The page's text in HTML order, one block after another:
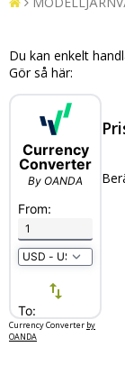
Du kan enkelt
Gör så här:
Currency Converter by
OANDA